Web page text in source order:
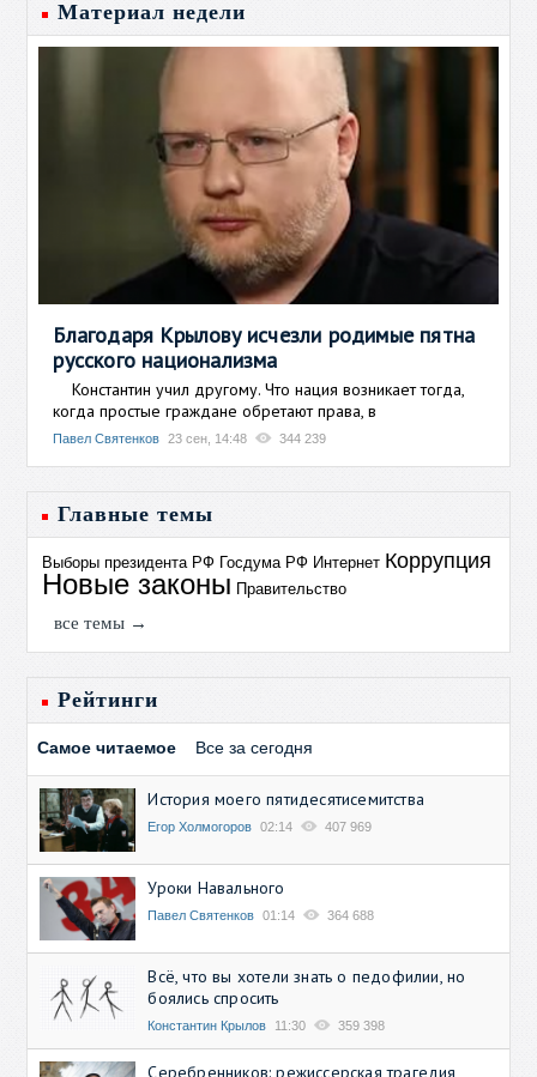
Материал недели
Благодаря Крылову исчезли родимые пятна
русского национализма
Константин учил другому. Что нация возникает тогда,
когда простые граждане обретают права, в
Павел Святенков 23 сен, 14:48 344 239
Главные темы
Выборы президента РФ Госдума РФ Интернет Коррупция
Новые законы Правительство
все темы →
Рейтинги
Самое читаемое Все за сегодня
История моего пятидесятисемитства
Егор Холмогоров 02:14 407 969
Уроки Навального
Павел Святенков 01:14 364 688
Всё, что вы хотели знать о педофилии, но
боялись спросить
Константин Крылов 11:30 359 398
Серебренников: режиссерская трагедия